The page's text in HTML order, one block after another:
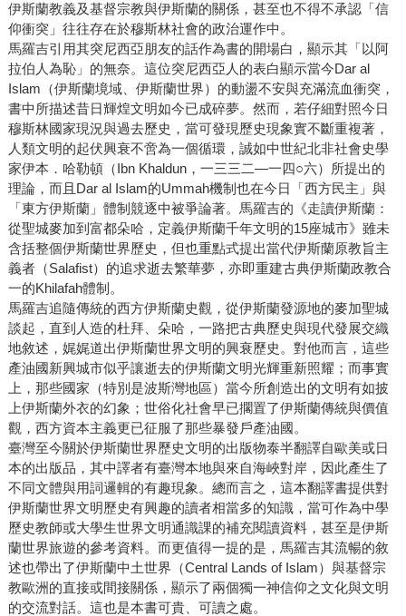
伊斯蘭教義及基督宗教與伊斯蘭的關係，甚至也不得不承認「信
仰衝突」往往存在於穆斯林社會的政治運作中。
馬羅吉引用其突尼西亞朋友的話作為書的開場白，顯示其「以阿
拉伯人為恥」的無奈。這位突尼西亞人的表白顯示當今Dar al
Islam（伊斯蘭境域、伊斯蘭世界）的動盪不安與充滿流血衝突，
書中所描述昔日輝煌文明如今已成碎夢。然而，若仔細對照今日
穆斯林國家現況與過去歷史，當可發現歷史現象實不斷重複著，
人類文明的起伏興衰不啻為一個循環，誠如中世紀北非社會史學
家伊本．哈勒頓（Ibn Khaldun，一三三二—一四○六）所提出的
理論，而且Dar al Islam的Ummah機制也在今日「西方民主」與
「東方伊斯蘭」體制競逐中被爭論著。馬羅吉的《走讀伊斯蘭：
從聖城麥加到富都朵哈，定義伊斯蘭千年文明的15座城市》雖未
含括整個伊斯蘭世界歷史，但也重點式提出當代伊斯蘭原教旨主
義者（Salafist）的追求逝去繁華夢，亦即重建古典伊斯蘭政教合
一的Khilafah體制。
馬羅吉追隨傳統的西方伊斯蘭史觀，從伊斯蘭發源地的麥加聖城
談起，直到人造的杜拜、朵哈，一路把古典歷史與現代發展交織
地敘述，娓娓道出伊斯蘭世界文明的興衰歷史。對他而言，這些
產油國新興城市似乎讓逝去的伊斯蘭文明光輝重新照耀；而事實
上，那些國家（特別是波斯灣地區）當今所創造出的文明有如披
上伊斯蘭外衣的幻象；世俗化社會早已擱置了伊斯蘭傳統與價值
觀，西方資本主義更已征服了那些暴發戶產油國。
臺灣至今關於伊斯蘭世界歷史文明的出版物泰半翻譯自歐美或日
本的出版品，其中譯者有臺灣本地與來自海峽對岸，因此產生了
不同文體與用詞邏輯的有趣現象。總而言之，這本翻譯書提供對
伊斯蘭世界文明歷史有興趣的讀者相當多的知識，當可作為中學
歷史教師或大學生世界文明通識課的補充閱讀資料，甚至是伊斯
蘭世界旅遊的參考資料。而更值得一提的是，馬羅吉其流暢的敘
述也帶出了伊斯蘭中土世界（Central Lands of Islam）與基督宗
教歐洲的直接或間接關係，顯示了兩個獨一神信仰之文化與文明
的交流對話。這也是本書可貴、可讀之處。